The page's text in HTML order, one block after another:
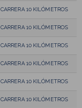
CARRERA 10 KILÓMETROS
CARRERA 10 KILÓMETROS
CARRERA 10 KILÓMETROS
CARRERA 10 KILÓMETROS
CARRERA 10 KILÓMETROS
CARRERA 10 KILÓMETROS